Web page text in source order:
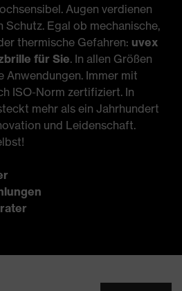
Augen verdienen
Schutz. Egal ob mechanische,
thermische Gefahren: uvex
für Sie. In allen Größen
Anwendungen. Immer mit
ISO-Norm zertifiziert. In
mehr als ein Jahrhundert
und Leidenschaft.